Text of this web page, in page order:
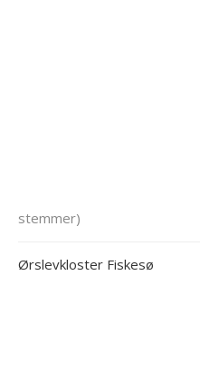
stemmer)
Ørslevkloster Fiskesø